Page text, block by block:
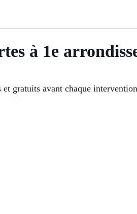
à 1e
gratuits avant chaque